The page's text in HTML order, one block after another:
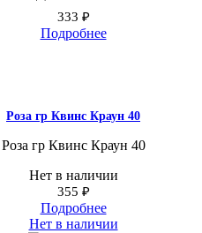
333 ₽
Подробнее
Роза гр Квинс Краун 40
Роза гр Квинс Краун 40
Нет в наличии
355 ₽
Подробнее
Нет в наличии